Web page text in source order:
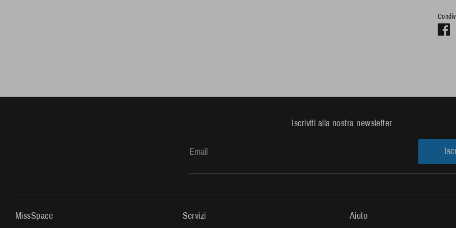
Iscriviti alla nostra newsletter
Email
MissSpace Servizi Aiuto